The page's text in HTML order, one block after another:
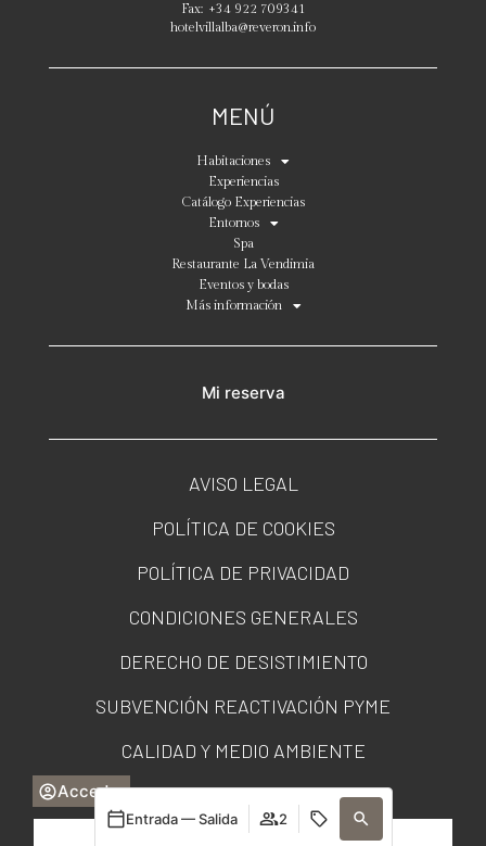
Acceder
Entrada — Salida 2
Fax: +34 922 709341
hotelvillalba@reveron.info
MENÚ
Habitaciones
Experiencias
Catálogo Experiencias
Entornos
Spa
Restaurante La Vendimia
Eventos y bodas
Más información
Mi reserva
AVISO LEGAL
POLÍTICA DE COOKIES
POLÍTICA DE PRIVACIDAD
CONDICIONES GENERALES
DERECHO DE DESISTIMIENTO
SUBVENCIÓN REACTIVACIÓN PYME
CALIDAD Y MEDIO AMBIENTE
PORTAL DE TRANSPARENCIA